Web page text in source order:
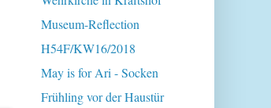
Museum-Reflection
H54F/KW16/2018
May is for Ari - Socken
Frühling vor der Haustür